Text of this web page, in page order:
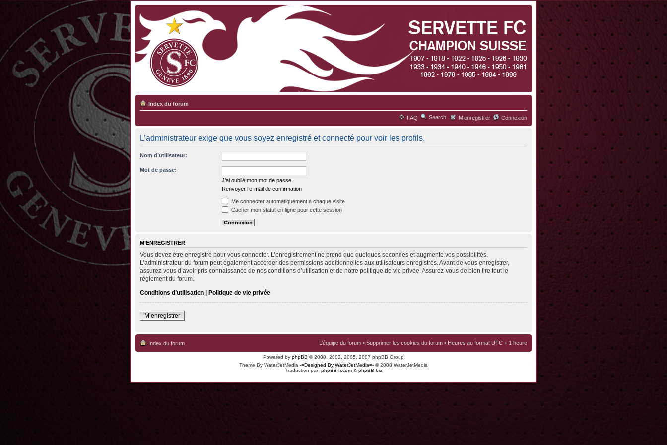
Index du forum
FAQ Search M’enregistrer Connexion
L’administrateur exige que vous soyez enregistré et connecté pour voir les profils.
Nom d’utilisateur:
Mot de passe:
J’ai oublié mon mot de passe
Renvoyer l’e-mail de confirmation
Me connecter automatiquement à chaque visite
Cacher mon statut en ligne pour cette session
M’ENREGISTRER
Vous devez être enregistré pour vous connecter. L’enregistrement ne prend que quelques secondes et augmente vos possibilités.
L’administrateur du forum peut également accorder des permissions additionnelles aux utilisateurs enregistrés. Avant de vous enregistrer,
assurez-vous d’avoir pris connaissance de nos conditions d’utilisation et de notre politique de vie privée. Assurez-vous de bien lire tout le
règlement du forum.
Conditions d’utilisation | Politique de vie privée
M’enregistrer
Index du forum L’équipe du forum • Supprimer les cookies du forum • Heures au format UTC + 1 heure
Powered by phpBB © 2000, 2002, 2005, 2007 phpBB Group
Theme By WaterJetMedia -=Designed By WaterJetMedia=- © 2008 WaterJetMedia
Traduction par: phpBB-fr.com & phpBB.biz